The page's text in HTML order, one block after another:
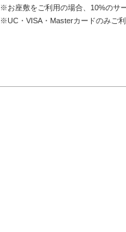
※お座敷をご利用の場合、10%のサ
※UC・VISA・Masterカードのみご利